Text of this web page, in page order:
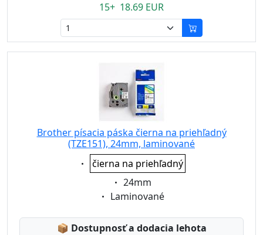
15+ 18.69 EUR
Brother písacia páska čierna na priehľadný
(TZE151), 24mm, laminované
Eigenschaft:
čierna na priehľadný
Eigenschaft:
24mm
Eigenschaft:
Laminované
📦 Lagerstatus:
Dostupnosť a dodacia lehota